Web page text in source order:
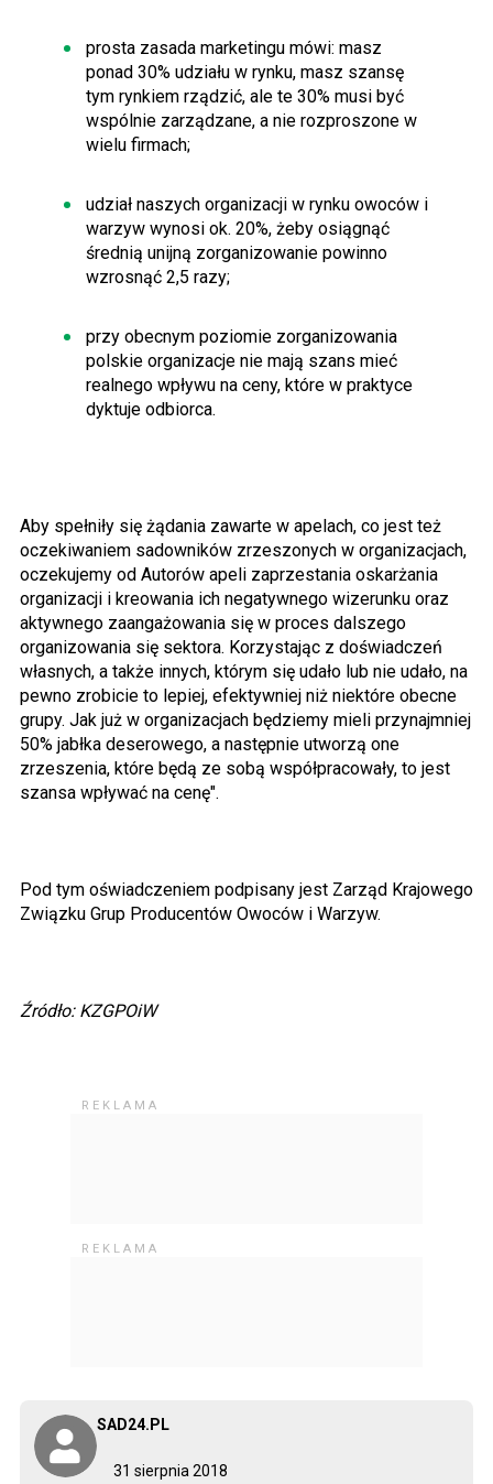
31 sierpnia 2018
SAD24.PL
prosta zasada marketingu mówi: masz
ponad 30% udziału w rynku, masz szansę
tym rynkiem rządzić, ale te 30% musi być
wspólnie zarządzane, a nie rozproszone w
wielu firmach;
udział naszych organizacji w rynku owoców i
warzyw wynosi ok. 20%, żeby osiągnąć
średnią unijną zorganizowanie powinno
wzrosnąć 2,5 razy;
przy obecnym poziomie zorganizowania
polskie organizacje nie mają szans mieć
realnego wpływu na ceny, które w praktyce
dyktuje odbiorca.
Aby spełniły się żądania zawarte w apelach, co jest też
oczekiwaniem sadowników zrzeszonych w organizacjach,
oczekujemy od Autorów apeli zaprzestania oskarżania
organizacji i kreowania ich negatywnego wizerunku oraz
aktywnego zaangażowania się w proces dalszego
organizowania się sektora. Korzystając z doświadczeń
własnych, a także innych, którym się udało lub nie udało, na
pewno zrobicie to lepiej, efektywniej niż niektóre obecne
grupy. Jak już w organizacjach będziemy mieli przynajmniej
50% jabłka deserowego, a następnie utworzą one
zrzeszenia, które będą ze sobą współpracowały, to jest
szansa wpływać na cenę".
Pod tym oświadczeniem podpisany jest Zarząd Krajowego
Związku Grup Producentów Owoców i Warzyw.
Źródło: KZGPOiW